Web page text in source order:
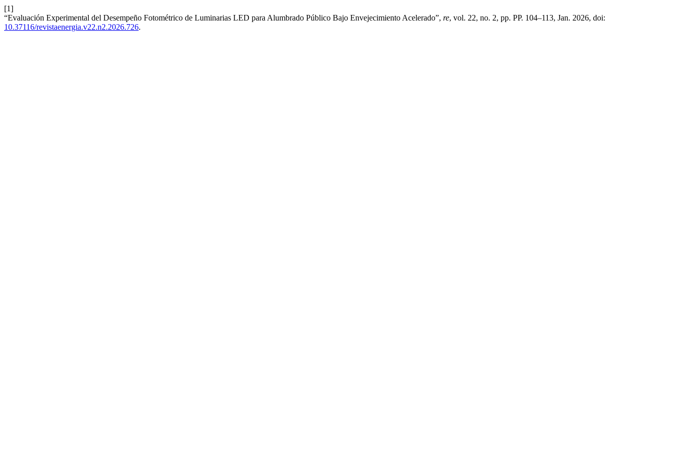
[1]
“Evaluación Experimental del Desempeño Fotométrico de Luminarias LED para Alumbrado Público Bajo Envejecimiento Acelerado”, re, vol. 22, no. 2, pp. PP. 104–113, Jan. 2026, doi:
10.37116/revistaenergia.v22.n2.2026.726.